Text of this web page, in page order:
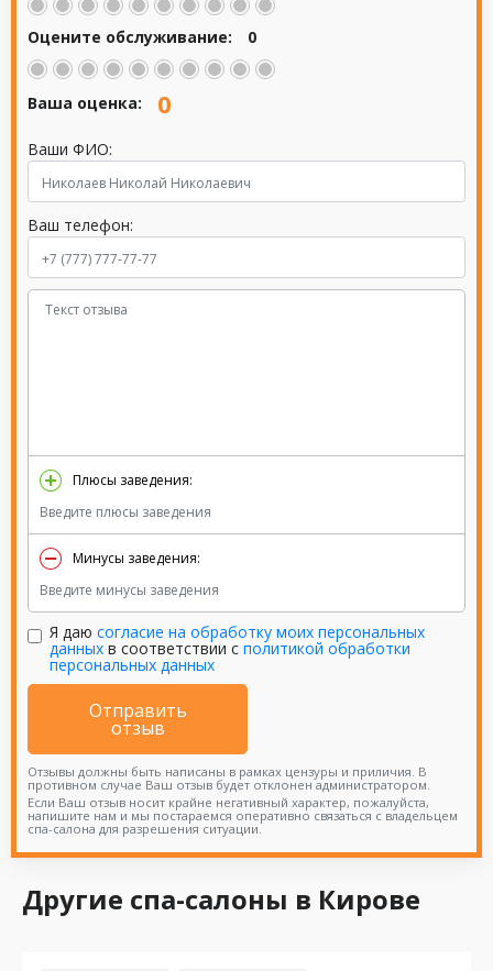
Оцените обслуживание: 0
Ваша оценка: 0
Ваши ФИО:
Ваш телефон:
Плюсы заведения:
Минусы заведения:
Я даю согласие на обработку моих персональных
данных в соответствии с политикой обработки
персональных данных
Отправить
отзыв
Отзывы должны быть написаны в рамках цензуры и приличия. В
противном случае Ваш отзыв будет отклонен администратором.
Если Ваш отзыв носит крайне негативный характер, пожалуйста,
напишите нам и мы постараемся оперативно связаться с владельцем
спа-салона для разрешения ситуации.
Другие спа-салоны в Кирове